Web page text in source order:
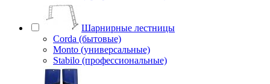
Шарнирные лестницы
Corda (бытовые)
Monto (универсальные)
Stabilo (профессиональные)